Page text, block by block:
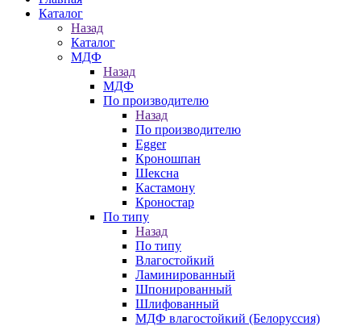
Каталог
Назад
Каталог
МДФ
Назад
МДФ
По производителю
Назад
По производителю
Egger
Кроношпан
Шексна
Кастамону
Кроностар
По типу
Назад
По типу
Влагостойкий
Ламинированный
Шпонированный
Шлифованный
МДФ влагостойкий (Белоруссия)